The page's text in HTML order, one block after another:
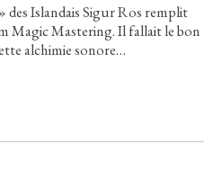
Islandais Sigur Ros remplit
Magic Mastering. Il fallait le bon
alchimie sonore…